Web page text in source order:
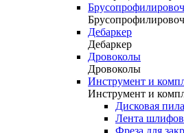
Дебаркер
Дебаркер
Дровоколы
Дровоколы
Инструмент и
Инструмент и
Дисковая
Лента
Фреза для